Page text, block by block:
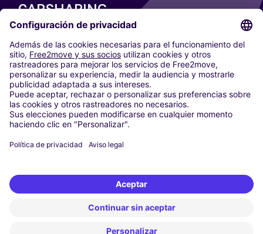
CARSHARING
NUESTRAS CIUDADES
Paris
Madrid
Washington DC
Milán
Roma
Turín
Viena
Berlín
Düsseldorf